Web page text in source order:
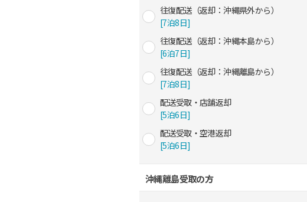
往復配送（返却：沖縄県外から）
[7泊8日]
往復配送（返却：沖縄本島から）
[6泊7日]
往復配送（返却：沖縄離島から）
[7泊8日]
配送受取・店舗返却
[5泊6日]
配送受取・空港返却
[5泊6日]
沖縄離島受取の方